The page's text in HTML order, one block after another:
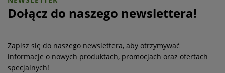
Dołącz do naszego newslettera!
Zapisz się do naszego newslettera, aby otrzymywać
informacje o nowych produktach, promocjach oraz ofertach
specjalnych!